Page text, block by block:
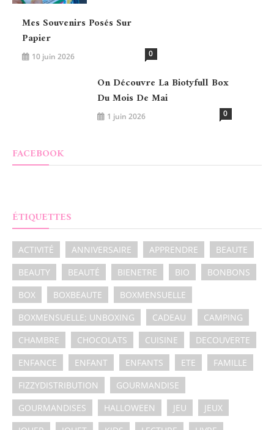
Mes Souvenirs Posés Sur
Papier
10 juin 2026 0
On Découvre La Biotyfull Box
Du Mois De Mai
1 juin 2026 0
FACEBOOK
ÉTIQUETTES
ACTIVITÉ ANNIVERSAIRE APPRENDRE
BEAUTE
BEAUTY
BEAUTÉ BIENETRE BIO
BONBONS
BOX
BOXBEAUTE
BOXMENSUELLE
BOXMENSUELLE; UNBOXING
CADEAU
CAMPING
CHAMBRE
CHOCOLATS CUISINE
DECOUVERTE
ENFANCE
ENFANT ENFANTS ETE
FAMILLE
FIZZYDISTRIBUTION
GOURMANDISE
GOURMANDISES
HALLOWEEN JEU
JEUX